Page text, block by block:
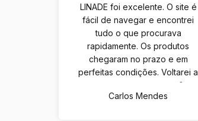
LINADE foi excelente. O site é
fácil de navegar e encontrei
tudo o que procurava
rapidamente. Os produtos
chegaram no prazo e em
perfeitas condições. Voltarei a
comprar com certeza."
Carlos Mendes